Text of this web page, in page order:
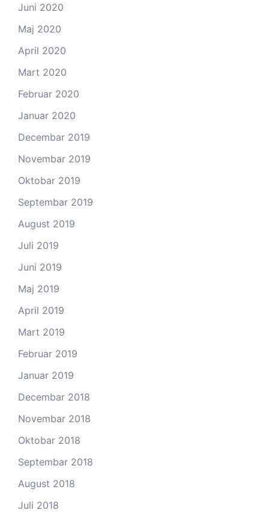
Juni 2020
Maj 2020
April 2020
Mart 2020
Februar 2020
Januar 2020
Decembar 2019
Novembar 2019
Oktobar 2019
Septembar 2019
August 2019
Juli 2019
Juni 2019
Maj 2019
April 2019
Mart 2019
Februar 2019
Januar 2019
Decembar 2018
Novembar 2018
Oktobar 2018
Septembar 2018
August 2018
Juli 2018